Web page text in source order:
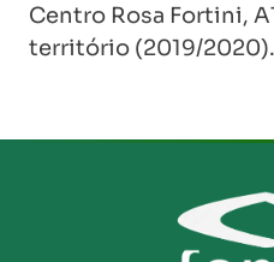
Centro Rosa Fortini,
território (2019/2020).